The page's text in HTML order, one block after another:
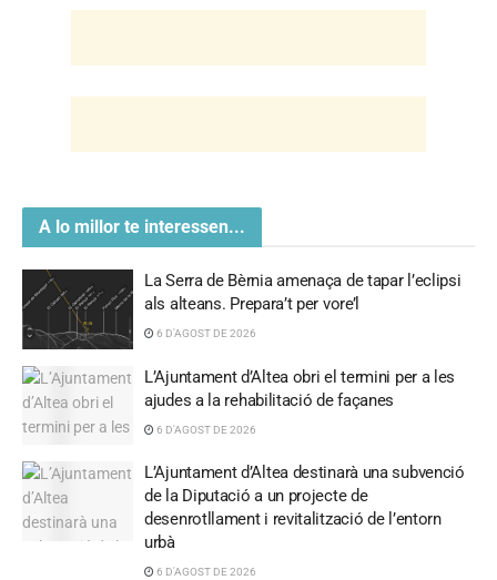
A lo millor te interessen...
La Serra de Bèrnia amenaça de tapar l’eclipsi
als alteans. Prepara’t per vore’l
6 D'AGOST DE 2026
L’Ajuntament d’Altea obri el termini per a les
ajudes a la rehabilitació de façanes
6 D'AGOST DE 2026
L’Ajuntament d’Altea destinarà una subvenció
de la Diputació a un projecte de
desenrotllament i revitalització de l’entorn
urbà
6 D'AGOST DE 2026